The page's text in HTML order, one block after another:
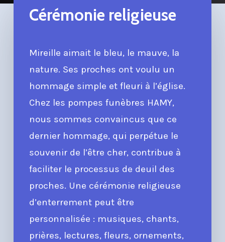
Cérémonie religieuse
Mireille aimait le bleu, le mauve, la
nature. Ses proches ont voulu un
hommage simple et fleuri à l’église.
Chez les pompes funèbres HAMY,
nous sommes convaincus que ce
dernier hommage, qui perpétue le
souvenir de l’être cher, contribue à
faciliter le processus de deuil des
proches. Une cérémonie religieuse
d’enterrement peut être
personnalisée : musiques, chants,
prières, lectures, fleurs, ornements,